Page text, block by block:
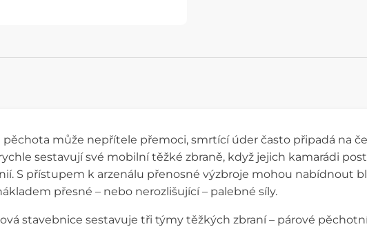
může nepřítele přemoci, smrtící úder často připadá na
sestavují své mobilní těžké zbraně, když jejich kamarádi
S přístupem k arzenálu přenosné výzbroje mohou nabídnout
přesné – nebo nerozlišující – palebné síly.
stavebnice sestavuje tři týmy těžkých zbraní – párové